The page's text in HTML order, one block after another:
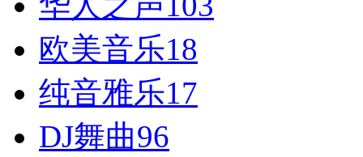
欧美音乐18
纯音雅乐17
DJ舞曲96